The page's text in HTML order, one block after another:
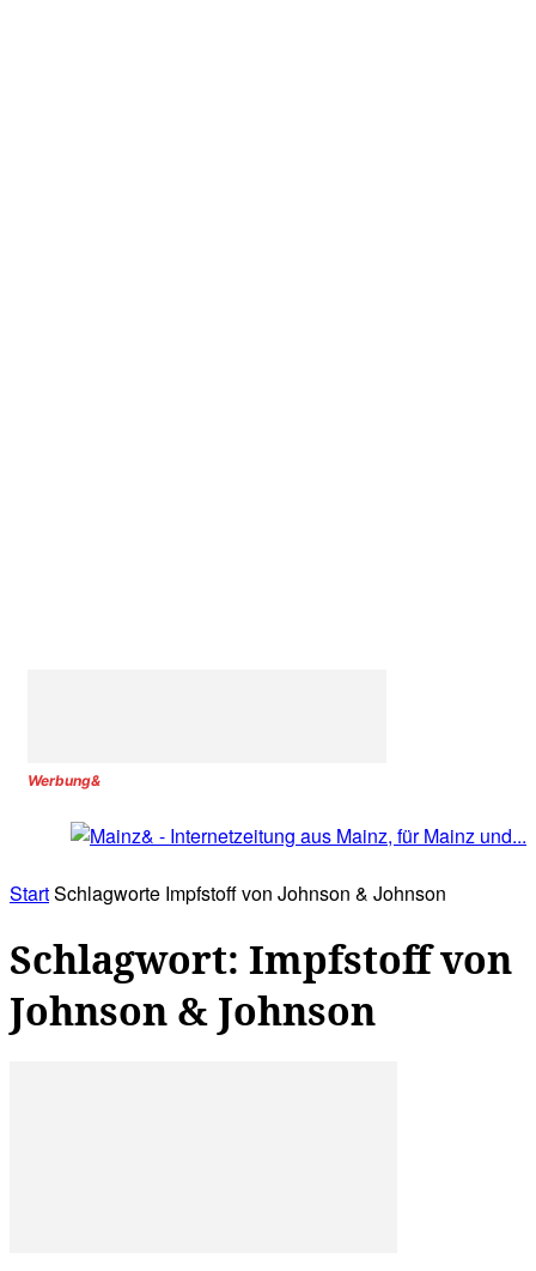
Werbung&
StartSchlagworte Impfstoff von Johnson & Johnson
Schlagwort: Impfstoff von
Johnson & Johnson